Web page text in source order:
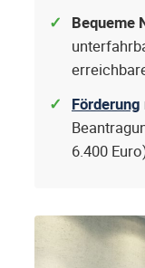
Bequeme
Förderung
6.400